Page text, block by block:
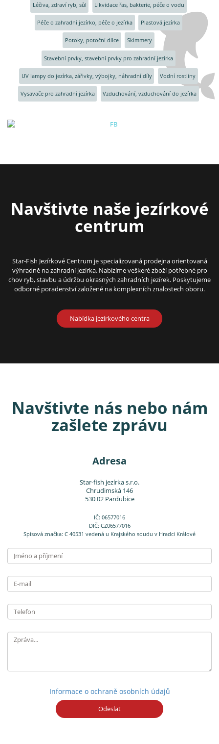
Léčiva, zdraví ryb, sůl Likvidace řas, bakterie, péče o vodu
Péče o zahradní jezírko, péče o jezírka Plastová jezírka
Potoky, potoční dílce Skimmery
Stavební prvky, stavební prvky pro zahradní jezírka
UV lampy do jezírka, zářivky, výbojky, náhradní díly Vodní rostliny
Vysavače pro zahradní jezírka Vzduchování, vzduchování do jezírka
Navštivte naše jezírkové
centrum
Star-Fish Jezírkové Centrum je specializovaná prodejna orientovaná
výhradně na zahradní jezírka. Nabízíme veškeré zboží potřebné pro
chov ryb, stavbu a údržbu okrasných zahradních jezírek. Poskytujeme
odborné poradenství založené na komplexních znalostech oboru.
Nabídka jezírkového centra
Navštivte nás nebo nám
zašlete zprávu
Adresa
Star-fish jezírka s.r.o.
Chrudimská 146
530 02 Pardubice
IČ: 06577016
DIČ: CZ06577016
Spisová značka: C 40531 vedená u Krajského soudu v Hradci Králové
Informace o ochraně osobních údajů
Odeslat